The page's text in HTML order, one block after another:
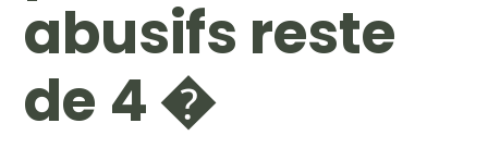
abusifs reste
de 4 �